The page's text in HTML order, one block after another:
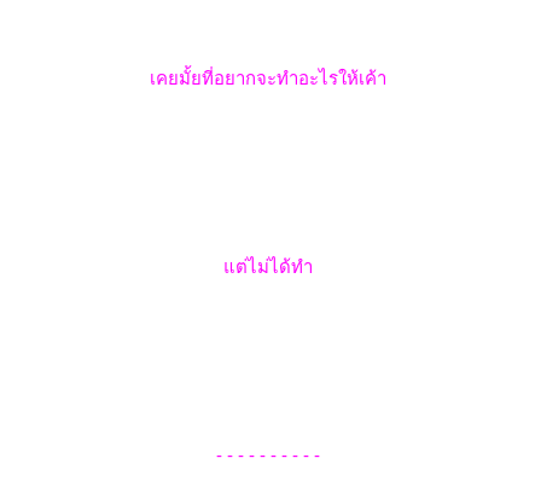
เคยมั้ยที่อยากจะทำอะไรให้เค้า
แต่ไม่ได้ทำ
- - - - - - - - - -